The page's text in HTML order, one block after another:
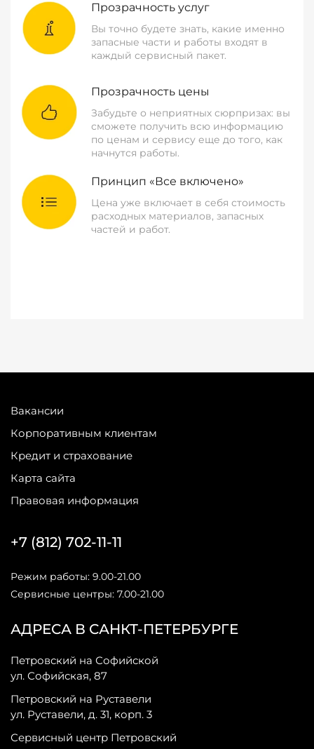
Прозрачность услуг
Вы точно будете знать, какие именно
запасные части и работы входят в
каждый сервисный пакет.
Прозрачность цены
Забудьте о неприятных сюрпризах: вы
сможете получить всю информацию
по ценам и сервису еще до того, как
начнутся работы.
Принцип «Все включено»
Цена уже включает в себя стоимость
расходных материалов, запасных
частей и работ.
Вакансии
Корпоративным клиентам
Кредит и страхование
Карта сайта
Правовая информация
АДРЕСА В САНКТ-ПЕТЕРБУРГЕ
Петровский на Софийской
ул. Софийская, 87
Петровский на Руставели
ул. Руставели, д. 31, корп. 3
Сервисный центр Петровский
+7 (812) 702-11-11
Режим работы: 9.00-21.00
Сервисные центры: 7.00-21.00